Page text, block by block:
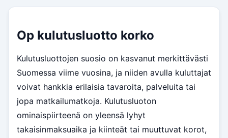
Op kulutusluotto korko
Kulutusluottojen suosio on kasvanut merkittävästi
Suomessa viime vuosina, ja niiden avulla kuluttajat
voivat hankkia erilaisia tavaroita, palveluita tai
jopa matkailumatkoja. Kulutusluoton
ominaispiirteenä on yleensä lyhyt
takaisinmaksuaika ja kiinteät tai muuttuvat korot,